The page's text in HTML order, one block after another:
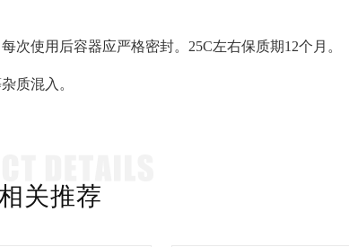
使用后容器应严格密封。25C左右保质期12个月。
质混入。
关推荐